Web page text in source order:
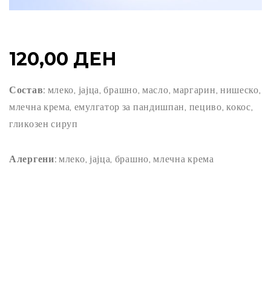
120,00 ДЕН
Состав: млеко, јајца, брашно, масло, маргарин, нишеско,
млечна крема, емулгатор за пандишпан, пециво, кокос,
гликозен сируп
Алергени: млеко, јајца, брашно, млечна крема